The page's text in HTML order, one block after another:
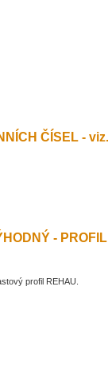
ČÍSEL -
-
profil REHAU.